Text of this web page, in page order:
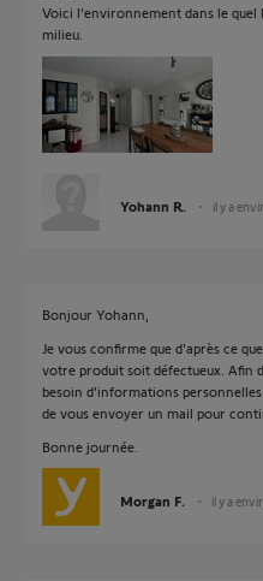
Voici l’environnement dans le quel
milieu.
Yohann R. il y a
Bonjour Yohann,
Je vous confirme que d'après ce
votre produit soit défectueux. Afin
besoin d'informations
de vous envoyer un mail pour
Bonne journée.
Morgan F. il y a